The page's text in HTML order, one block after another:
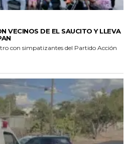
VECINOS DE EL SAUCITO Y LLEVA